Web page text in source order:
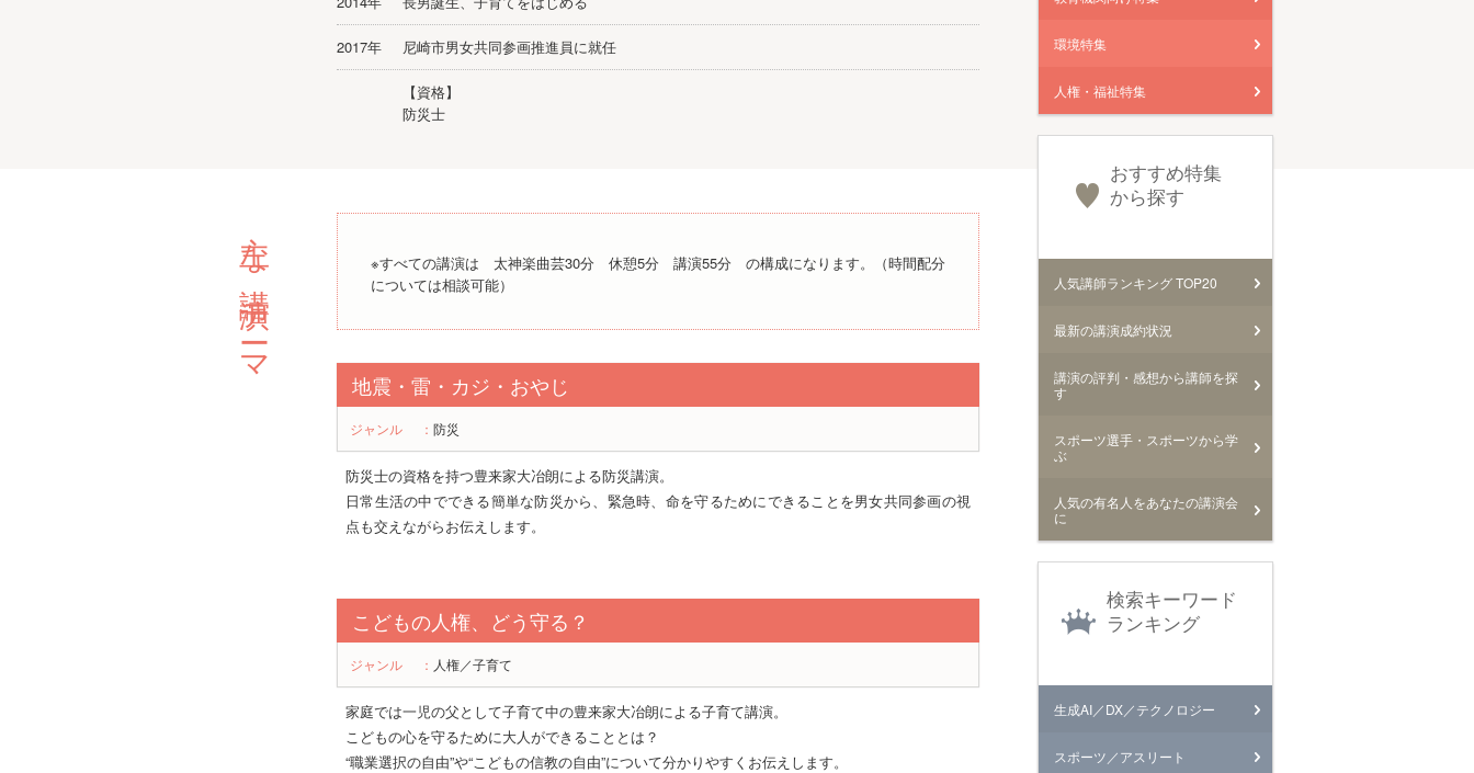
環境特集
人権・福祉特集
おすすめ特集
から探す
人気講師ランキング TOP20
最新の講演成約状況
講演の評判・感想から講師を探
す
スポーツ選手・スポーツから学
ぶ
人気の有名人をあなたの講演会
に
検索キーワード
ランキング
生成AI／DX／テクノロジー
スポーツ／アスリート
2017年 尼崎市男女共同参画推進員に就任
【資格】
防災士
主な講演テーマ
※すべての講演は 太神楽曲芸30分 休憩5分 講演55分 の構成になります。（時間配分
については相談可能）
地震・雷・カジ・おやじ
ジャンル ： 防災
防災士の資格を持つ豊来家大冶朗による防災講演。
日常生活の中でできる簡単な防災から、緊急時、命を守るためにできることを男女共同参画の視
点も交えながらお伝えします。
こどもの人権、どう守る？
ジャンル ： 人権／子育て
家庭では一児の父として子育て中の豊来家大冶朗による子育て講演。
こどもの心を守るために大人ができることとは？
“職業選択の自由”や“こどもの信教の自由”について分かりやすくお伝えします。